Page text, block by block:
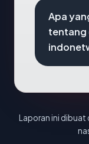
Apa
Laporan ini dibuat